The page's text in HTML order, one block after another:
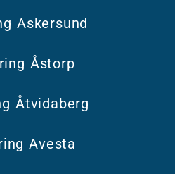
Askersund
Åstorp
Åtvidaberg
Avesta